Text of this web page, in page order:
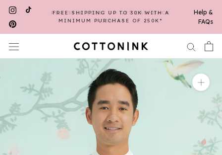
Skip
content
FREE SHIPPING UP TO 30K WITH A
MINIMUM PURCHASE OF 250K*
Help &
FAQs